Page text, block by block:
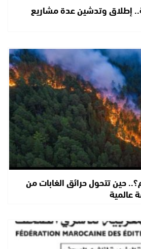
إطلاق وتدشين عدة مشاريع
حين تتحول حرائق الغابات من
عالمية